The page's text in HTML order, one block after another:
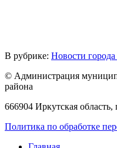
В рубрике: Новости
© Администрация
района
666904 Иркутская
Политика по обработке